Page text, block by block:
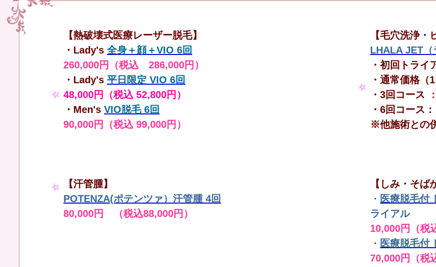
【熱破壊式医療レーザー脱毛】
・Lady's 全身＋顔＋VIO 6回
260,000円（税込 286,000円）
・Lady's 平日限定 VIO 6回
48,000円（税込 52,800円）
・Men's VIO脱毛 6回
90,000円（税込 99,000円）
【毛穴洗浄・
LHALA JET（
・初回トライ
・通常価格（1
・3回コース
・6回コース：
※他施術との
【汗管腫】
POTENZA(ポテンツァ）汗管腫 4回
80,000円 （税込88,000円）
【しみ・そば
・ 医療脱毛付
ライアル
10,000円（税
・ 医療脱毛付
70,000円（税